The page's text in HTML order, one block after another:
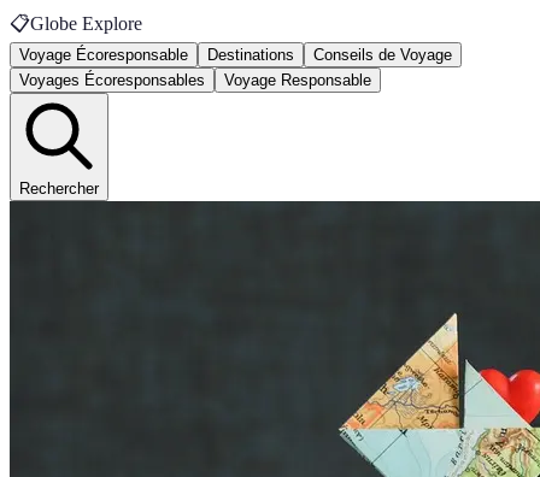
📋Globe Explore
Voyage Écoresponsable Destinations
Conseils de Voyage
Voyages Écoresponsables
Voyage Responsable
Rechercher